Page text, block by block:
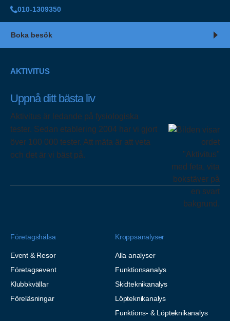
010-1309350
Boka besök
AKTIVITUS
Uppnå ditt bästa liv
Aktivitus är ledande på fysiologiska
tester. Sedan etablering 2004 har vi gjort
över 100 000 tester. Att mäta är att veta
och det är vi bäst på.
Företagshälsa
Event & Resor
Företagsevent
Klubbkvällar
Föreläsningar
Kroppsanalyser
Alla analyser
Funktionsanalys
Skidteknikanalys
Löpteknikanalys
Funktions- & Löpteknikanalys